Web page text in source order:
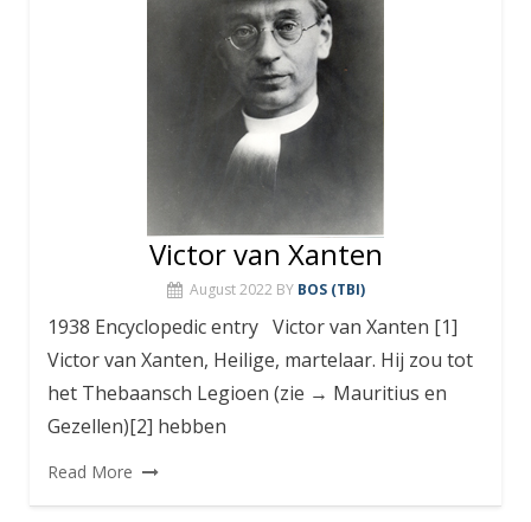
Victor van Xanten
August 2022 BY BOS (TBI)
1938 Encyclopedic entry Victor van Xanten [1]
Victor van Xanten, Heilige, martelaar. Hij zou tot
het Thebaansch Legioen (zie → Mauritius en
Gezellen)[2] hebben
Read More